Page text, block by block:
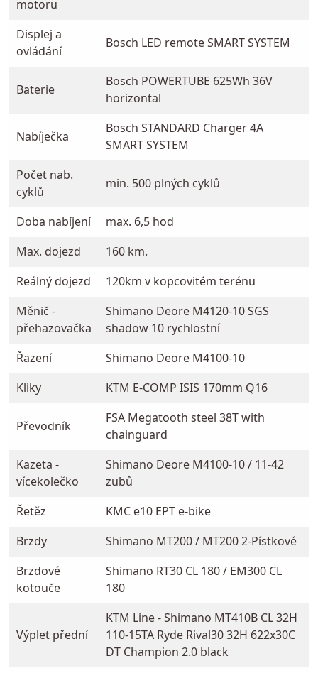
motoru
Displej a
ovládání
Bosch LED remote SMART SYSTEM
Baterie
Bosch POWERTUBE 625Wh 36V
horizontal
Nabíječka
Bosch STANDARD Charger 4A
SMART SYSTEM
Počet nab.
cyklů
min. 500 plných cyklů
Doba nabíjení
max. 6,5 hod
Max. dojezd
160 km.
Reálný dojezd
120km v kopcovitém terénu
Měnič -
přehazovačka
Shimano Deore M4120-10 SGS
shadow 10 rychlostní
Řazení
Shimano Deore M4100-10
Kliky
KTM E-COMP ISIS 170mm Q16
Převodník
FSA Megatooth steel 38T with
chainguard
Kazeta -
vícekolečko
Shimano Deore M4100-10 / 11-42
zubů
Řetěz
KMC e10 EPT e-bike
Brzdy
Shimano MT200 / MT200 2-Pístkové
Brzdové
kotouče
Shimano RT30 CL 180 / EM300 CL
180
Výplet přední
KTM Line - Shimano MT410B CL 32H
110-15TA Ryde Rival30 32H 622x30C
DT Champion 2.0 black